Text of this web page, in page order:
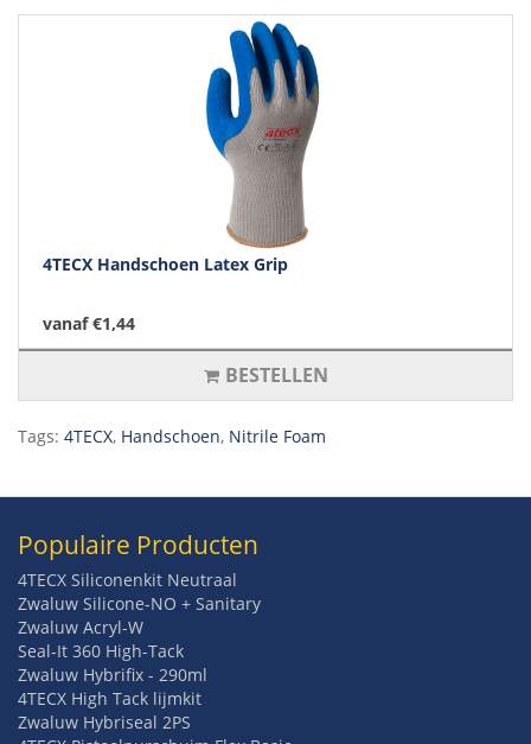
4TECX Handschoen Latex Grip
vanaf €1,44
BESTELLEN
Tags: 4TECX, Handschoen, Nitrile Foam
Populaire Producten
4TECX Siliconenkit Neutraal
Zwaluw Silicone-NO + Sanitary
Zwaluw Acryl-W
Seal-It 360 High-Tack
Zwaluw Hybrifix - 290ml
4TECX High Tack lijmkit
Zwaluw Hybriseal 2PS